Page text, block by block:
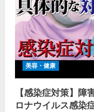
美容・健康
【感染症対策】障
ロナウイルス感染